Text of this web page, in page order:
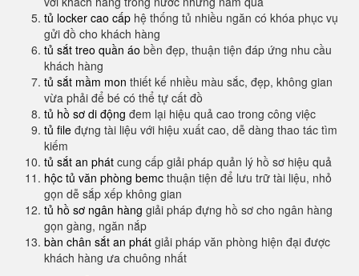
tủ locker cao cấp hệ thống tủ nhiều ngăn có khóa phục vụ
gửi đồ cho khách hàng
tủ sắt treo quần áo bền đẹp, thuận tiện đáp ứng nhu cầu
khách hàng
tủ sắt mầm mon thiết kế nhiều màu sắc, đẹp, không gian
vừa phải để bé có thể tự cất đồ
tủ hồ sơ di động đem lại hiệu quả cao trong công việc
tủ file đựng tài liệu với hiệu xuất cao, dễ dàng thao tác tìm
kiếm
tủ sắt an phát cung cấp giải pháp quản lý hồ sơ hiệu quả
hộc tủ văn phòng bemc thuận tiện để lưu trữ tài liệu, nhỏ
gọn dễ sắp xếp không gian
tủ hồ sơ ngân hàng giải pháp đựng hồ sơ cho ngân hàng
gọn gàng, ngăn nắp
bàn chân sắt an phát giải pháp văn phòng hiện đại được
khách hàng ưa chuông nhất